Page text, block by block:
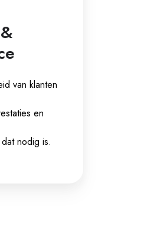
van klanten
en
nodig is.